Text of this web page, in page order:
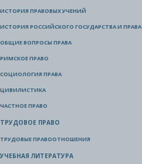
ИСТОРИЯ ПРАВОВЫХ УЧЕНИЙ
ИСТОРИЯ РОССИЙСКОГО ГОСУДАРСТВА И ПРАВА
ОБЩИЕ ВОПРОСЫ ПРАВА
РИМСКОЕ ПРАВО
СОЦИОЛОГИЯ ПРАВА
ЦИВИЛИСТИКА
ЧАСТНОЕ ПРАВО
ТРУДОВОЕ ПРАВО
ТРУДОВЫЕ ПРАВООТНОШЕНИЯ
УЧЕБНАЯ ЛИТЕРАТУРА